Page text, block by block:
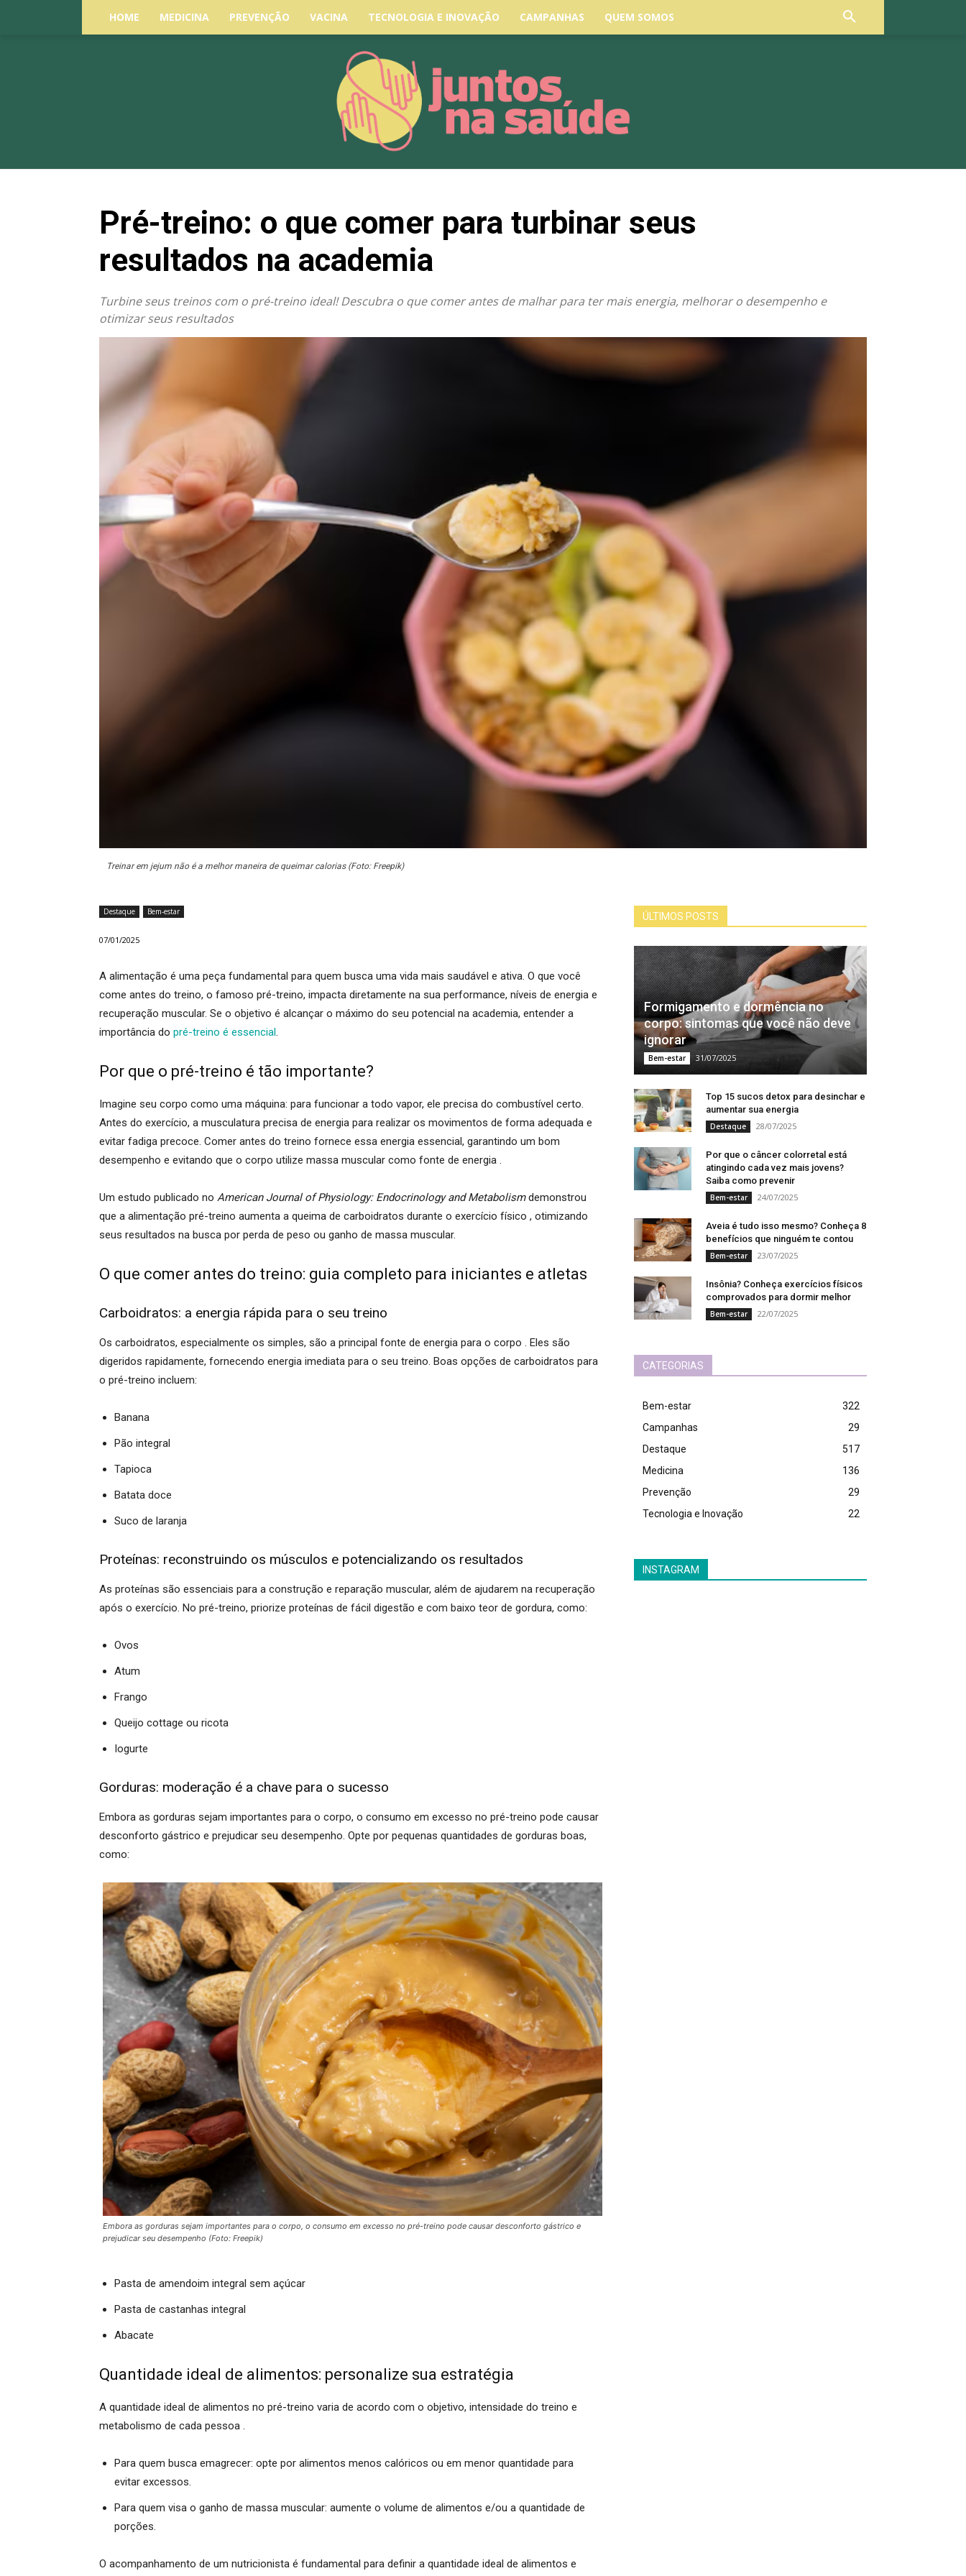
HOME MEDICINA PREVENÇÃO VACINA TECNOLOGIA E INOVAÇÃO CAMPANHAS QUEM SOMOS
Pré-treino: o que comer para turbinar seus
resultados na academia
Turbine seus treinos com o pré-treino ideal! Descubra o que comer antes de malhar para ter mais energia, melhorar o desempenho e
otimizar seus resultados
Treinar em jejum não é a melhor maneira de queimar calorias (Foto: Freepik)
Destaque Bem-estar
07/01/2025
A alimentação é uma peça fundamental para quem busca uma vida mais saudável e ativa. O que você
come antes do treino, o famoso pré-treino, impacta diretamente na sua performance, níveis de energia e
recuperação muscular. Se o objetivo é alcançar o máximo do seu potencial na academia, entender a
importância do pré-treino é essencial
Por que o pré-treino é tão importante?
Imagine seu corpo como uma máquina: para funcionar a todo vapor, ele precisa do combustível certo.
Antes do exercício, a musculatura precisa de energia para realizar os movimentos de forma adequada e
evitar fadiga precoce. Comer antes do treino fornece essa energia essencial, garantindo um bom
desempenho e evitando que o corpo utilize massa muscular como fonte de energia .
Um estudo publicado no American Journal of Physiology: Endocrinology and Metabolismdemonstrou
que a alimentação pré-treino aumenta a queima de carboidratos durante o exercício físico , otimizando
seus resultados na busca por perda de peso ou ganho de massa muscular.
O que comer antes do treino: guia completo para iniciantes e atletas
Carboidratos: a energia rápida para o seu treino
Os carboidratos, especialmente os simples, são a principal fonte de energia para o corpo . Eles são
digeridos rapidamente, fornecendo energia imediata para o seu treino. Boas opções de carboidratos para
o pré-treino incluem:
Banana
Pão integral
Tapioca
Batata doce
Suco de laranja
Proteínas: reconstruindo os músculos e potencializando os resultados
As proteínas são essenciais para a construção e reparação muscular, além de ajudarem na recuperação
após o exercício. No pré-treino, priorize proteínas de fácil digestão e com baixo teor de gordura, como:
Ovos
Atum
Frango
Queijo cottage ou ricota
Iogurte
Gorduras: moderação é a chave para o sucesso
Embora as gorduras sejam importantes para o corpo, o consumo em excesso no pré-treino pode causar
desconforto gástrico e prejudicar seu desempenho. Opte por pequenas quantidades de gorduras boas,
como:
Embora as gorduras sejam importantes para o corpo, o consumo em excesso no pré-treino pode causar desconforto gástrico e
prejudicar seu desempenho (Foto: Freepik)
Pasta de amendoim integral sem açúcar
Pasta de castanhas integral
Abacate
Quantidade ideal de alimentos: personalize sua estratégia
A quantidade ideal de alimentos no pré-treino varia de acordo com o objetivo, intensidade do treino e
metabolismo de cada pessoa .
Para quem busca emagrecer: opte por alimentos menos calóricos ou em menor quantidade para
evitar excessos.
Para quem visa o ganho de massa muscular: aumente o volume de alimentos e/ou a quantidade de
porções.
O acompanhamento de um nutricionista é fundamental para definir a quantidade ideal de alimentos e
ÚLTIMOS POSTS
Formigamento e dormência no
corpo: sintomas que você não deve
ignorar
Bem-estar 31/07/2025
Top 15 sucos detox para desinchar e
aumentar sua energia
Destaque 28/07/2025
Por que o câncer colorretal está
atingindo cada vez mais jovens?
Saiba como prevenir
Bem-estar 24/07/2025
Aveia é tudo isso mesmo? Conheça 8
benefícios que ninguém te contou
Bem-estar 23/07/2025
Insônia? Conheça exercícios físicos
comprovados para dormir melhor
Bem-estar 22/07/2025
CATEGORIAS
Bem-estar
322
Campanhas
29
Destaque
517
Medicina
136
Prevenção
29
Tecnologia e Inovação
22
INSTAGRAM